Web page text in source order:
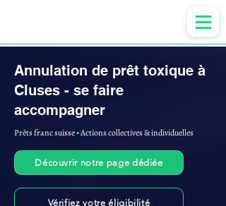
Annulation de prêt toxique à
Cluses - se faire
accompagner
Prêts franc suisse▪︎Actions collectives & individuelles
Découvrir notre page dédiée
Vérifiez votre éligibilité